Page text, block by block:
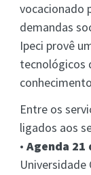
vocacionado
demandas
Ipeci provê
tecnológicos
Entre os
ligados aos
• Agenda 21